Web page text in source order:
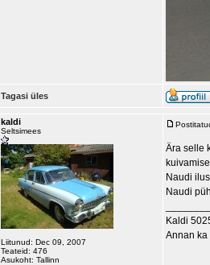
Tagasi üles
kaldi
Seltsimees
Liitunud: Dec 09, 2007
Teateid: 476
Asukoht: Tallinn
Ära selle
Naudi
Naudi
Kaldi
Annan